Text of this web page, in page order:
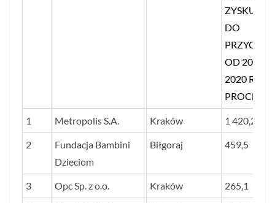
ZYSKU
DO
OD 2019
2020 R. W
LP.
NAZWA FIRMY SIEDZIBA
ŚREDNI
STOSUNEK
ZYSKU
1 Metropolis S.A. Kraków 1 420,2
2
Fundacja Bambini
Dzieciom
Biłgoraj 459,5
3 Opc Sp. z o.o. Kraków 265,1